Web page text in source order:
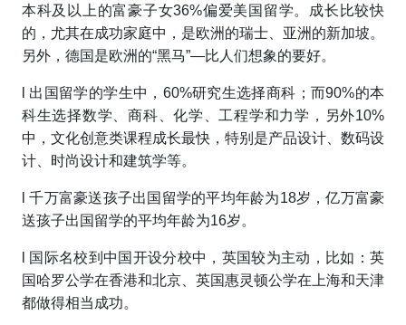
本科及以上的富豪子女36%偏爱美国留学。成长比较快
的，尤其在成功家庭中，是欧洲的瑞士、亚洲的新加坡。
另外，德国是欧洲的“黑马”—比人们想象的要好。
出国留学的学生中，60%研究生选择商科；而90%的本
科生选择数学、商科、化学、工程学和力学，另外10%
中，文化创意类课程成长最快，特别是产品设计、数码设
计、时尚设计和建筑学等。
l千万富豪送孩子出国留学的平均年龄为18岁，亿万富豪
送孩子出国留学的平均年龄为16岁。
国际名校到中国开设分校中，英国较为主动，比如：英
国哈罗公学在香港和北京、英国惠灵顿公学在上海和天津
都做得相当成功。